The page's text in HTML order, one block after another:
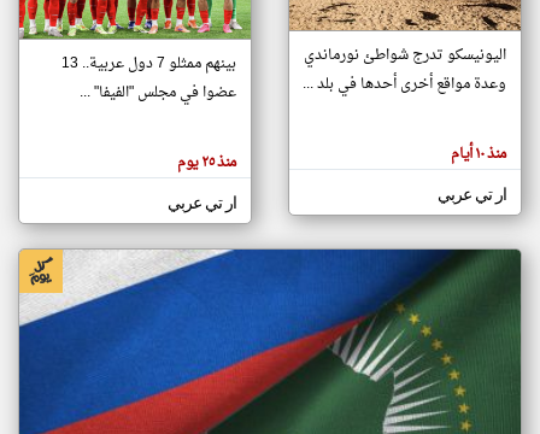
تغيير الدولة
اخبار جزر القمر على مدار الساعة
أهم اخبار جزر القمر العاجلة والمباشرة
هنا عن
وجهة
كاتبيها.
اليونيسكو تدرج شواطئ نورماندي
وعدة مواقع أخرى أحدها في بلد ...
منذ ١٠ أيام
ار تي عربي
بينهم ممثلو 7 دول عربية.. 13
عضوا في مجلس "الفيفا" ...
منذ ٢٥ يوم
ار تي عربي
klyoum.com